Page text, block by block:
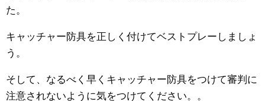
た。
キャッチャー防具を正しく付けてベストプレーしましょ
う。
そして、なるべく早くキャッチャー防具をつけて審判に
注意されないように気をつけてください。。